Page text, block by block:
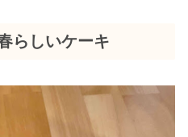
らしいケーキ